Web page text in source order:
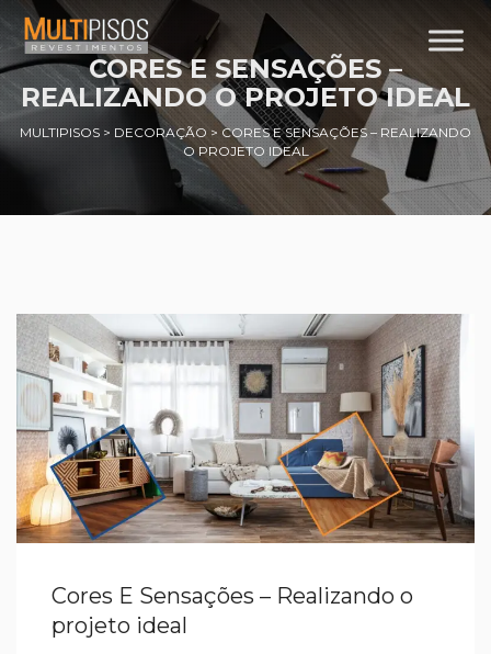
CORES E SENSAÇÕES –
REALIZANDO O PROJETO IDEAL
MULTIPISOS > DECORAÇÃO > CORES E SENSAÇÕES – REALIZANDO
O PROJETO IDEAL
Cores E Sensações – Realizando o
projeto ideal